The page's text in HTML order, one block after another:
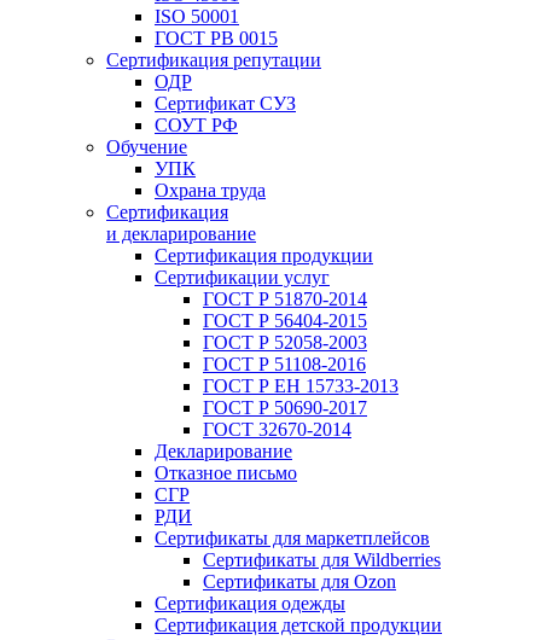
ISO 50001
ГОСТ РВ 0015
Сертификация репутации
ОДР
Сертификат СУЗ
СОУТ РФ
Обучение
УПК
Охрана труда
Сертификация
и декларирование
Сертификация продукции
Сертификации услуг
ГОСТ Р 51870-2014
ГОСТ Р 56404-2015
ГОСТ Р 52058-2003
ГОСТ Р 51108-2016
ГОСТ Р ЕН 15733-2013
ГОСТ Р 50690-2017
ГОСТ 32670-2014
Декларирование
Отказное письмо
СГР
РДИ
Сертификаты для маркетплейсов
Сертификаты для Wildberries
Сертификаты для Ozon
Сертификация одежды
Сертификация детской продукции